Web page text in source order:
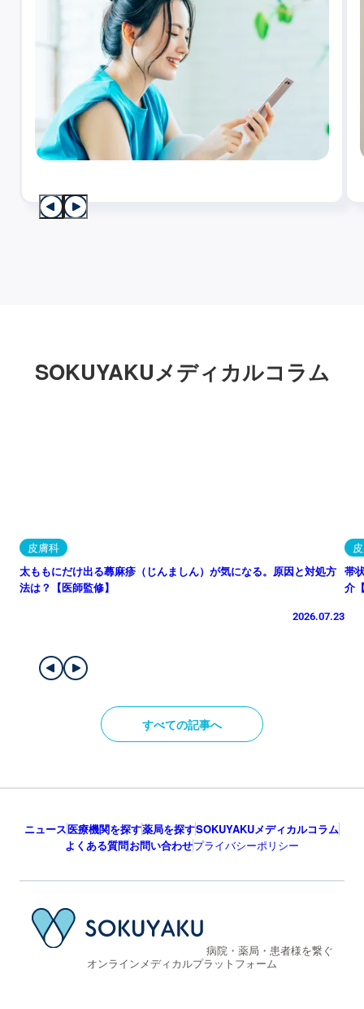
SOKUYAKUメディカルコラム
皮膚科
太ももにだけ出る蕁麻疹（じんましん）が気になる。原因と対処方
法は？【医師監修】
2026.07.23
帯
介
すべての記事へ
ニュース医療機関を探す薬局を探すSOKUYAKUメディカルコラム
よくある質問お問い合わせプライバシーポリシー
病院・薬局・患者様を繋ぐ
オンラインメディカルプラットフォーム